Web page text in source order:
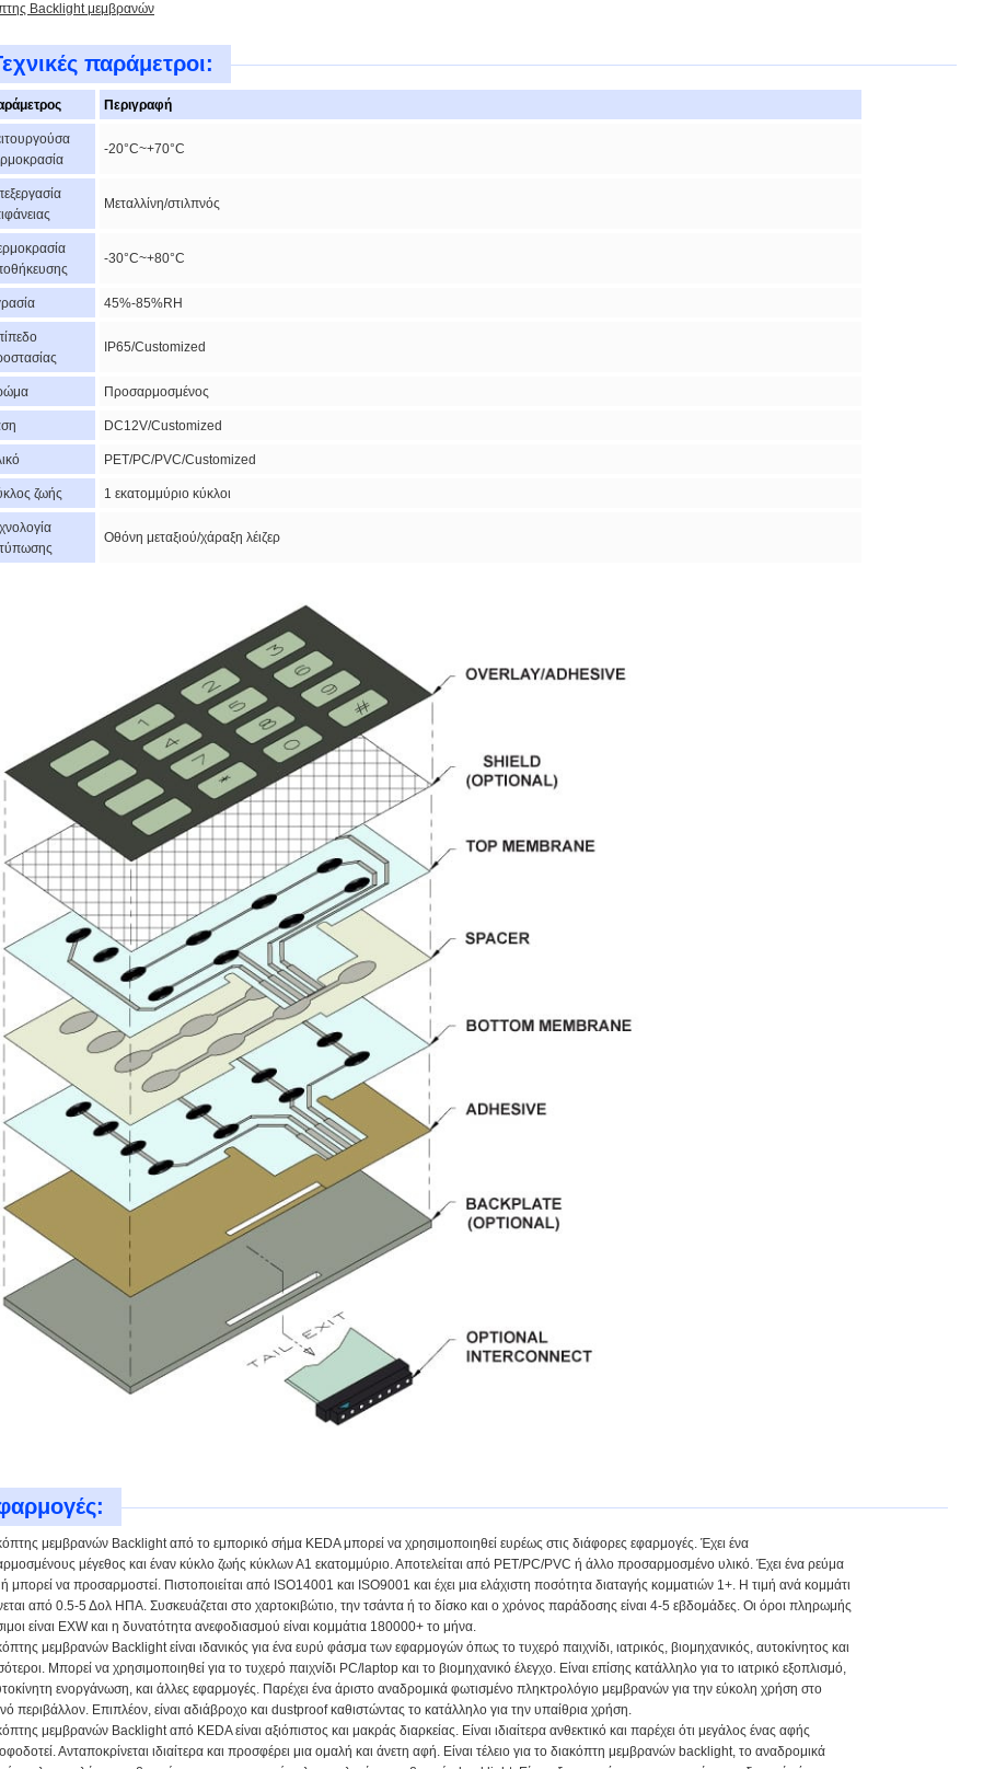
Backlight μεμβρανών
παράμετροι:
Περιγραφή
-20°C~+70°C
Μεταλλίνη/στιλπνός
-30°C~+80°C
45%-85%RH
IP65/Customized
Προσαρμοσμένος
DC12V/Customized
PET/PC/PVC/Customized
ζωής 1 εκατομμύριο κύκλοι
Οθόνη μεταξιού/χάραξη λέιζερ
μεμβρανών Backlight από το εμπορικό σήμα KEDA μπορεί να χρησιμοποιηθεί ευρέως στις διάφορες εφαρμογές. Έχει ένα
μέγεθος και έναν κύκλο ζωής κύκλων Α1 εκατομμύριο. Αποτελείται από PET/PC/PVC ή άλλο προσαρμοσμένο υλικό. Έχει ένα ρεύμα
μπορεί να προσαρμοστεί. Πιστοποιείται από ISO14001 και ISO9001 και έχει μια ελάχιστη ποσότητα διαταγής κομματιών 1+. Η τιμή ανά κομμάτι
από 0.5-5 Δολ ΗΠΑ. Συσκευάζεται στο χαρτοκιβώτιο, την τσάντα ή το δίσκο και ο χρόνος παράδοσης είναι 4-5 εβδομάδες. Οι όροι πληρωμής
είναι EXW και η δυνατότητα ανεφοδιασμού είναι κομμάτια 180000+ το μήνα.
μεμβρανών Backlight είναι ιδανικός για ένα ευρύ φάσμα των εφαρμογών όπως το τυχερό παιχνίδι, ιατρικός, βιομηχανικός, αυτοκίνητος και
Μπορεί να χρησιμοποιηθεί για το τυχερό παιχνίδι PC/laptop και το βιομηχανικό έλεγχο. Είναι επίσης κατάλληλο για το ιατρικό εξοπλισμό,
ενοργάνωση, και άλλες εφαρμογές. Παρέχει ένα άριστο αναδρομικά φωτισμένο πληκτρολόγιο μεμβρανών για την εύκολη χρήση στο
περιβάλλον. Επιπλέον, είναι αδιάβροχο και dustproof καθιστώντας το κατάλληλο για την υπαίθρια χρήση.
μεμβρανών Backlight από KEDA είναι αξιόπιστος και μακράς διαρκείας. Είναι ιδιαίτερα ανθεκτικό και παρέχει ότι μεγάλος ένας αφής
Ανταποκρίνεται ιδιαίτερα και προσφέρει μια ομαλή και άνετη αφή. Είναι τέλειο για το διακόπτη μεμβρανών backlight, το αναδρομικά